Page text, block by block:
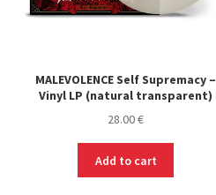
MALEVOLENCE Self Supremacy –
Vinyl LP (natural transparent)
28.00€
Add to cart